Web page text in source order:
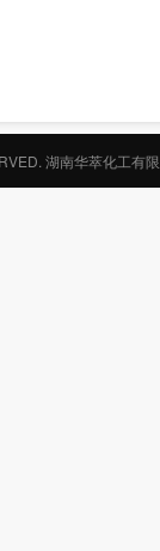
湖南华萃化工有